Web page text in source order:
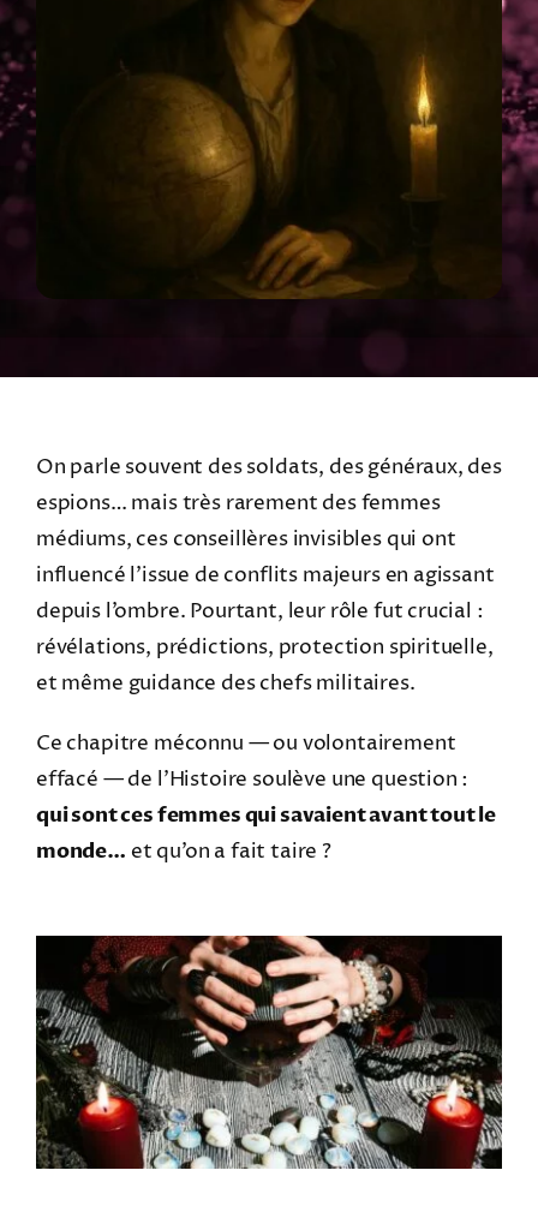
On parle souvent des soldats, des généraux, des
espions… mais très rarement des femmes
médiums, ces conseillères invisibles qui ont
influencé l’issue de conflits majeurs en agissant
depuis l’ombre. Pourtant, leur rôle fut crucial :
révélations, prédictions, protection spirituelle,
et même guidance des chefs militaires.
Ce chapitre méconnu — ou volontairement
effacé — de l’Histoire soulève une question :
qui sont ces femmes qui savaient avant tout le
monde… et qu’on a fait taire ?